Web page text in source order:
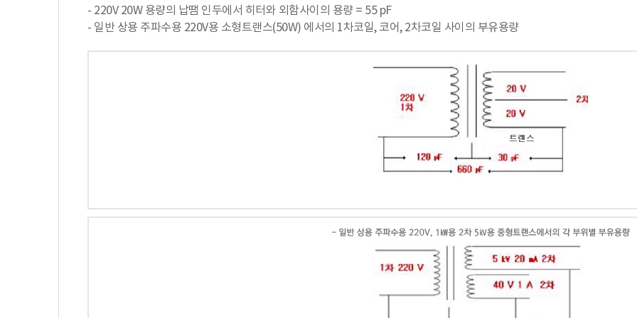
- 220V 20W 용량의 납땜 인두에서 히터와 외함사이의 용량 = 55 pF
- 일반 상용 주파수용 220V용 소형트랜스(50W) 에서의 1차코일, 코어, 2차코일 사이의 부유용량